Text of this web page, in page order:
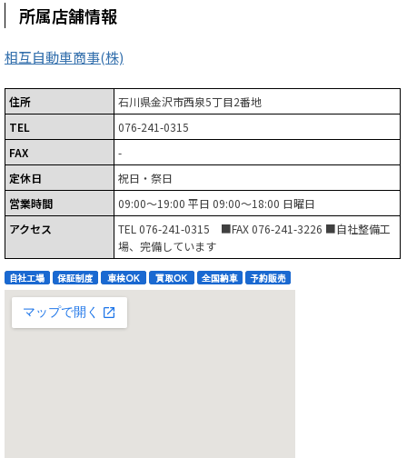
所属店舗情報
相互自動車商事(株)
住所
石川県金沢市西泉5丁目2番地
TEL
076-241-0315
FAX
-
定休日
祝日・祭日
営業時間
09:00～19:00 平日 09:00～18:00 日曜日
アクセス
TEL 076-241-0315 ■FAX 076-241-3226 ■自社整備工
場、完備しています